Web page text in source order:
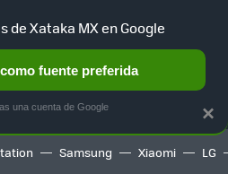
HOME AUTO TERRITORIO
Samsung Xiaomi LG
×
de Xataka MX en Google
fuente preferida
una cuenta de Google